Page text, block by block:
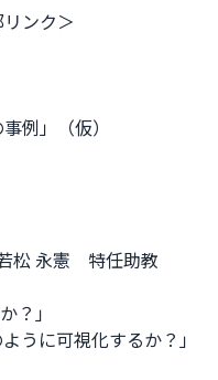
ンク＞
例」（仮）
松 永憲 特任助教
？」
うに可視化するか？」